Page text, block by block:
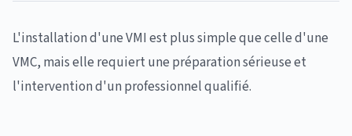
L'installation d'une VMI est plus simple que celle d'une
VMC, mais elle requiert une préparation sérieuse et
l'intervention d'un professionnel qualifié.